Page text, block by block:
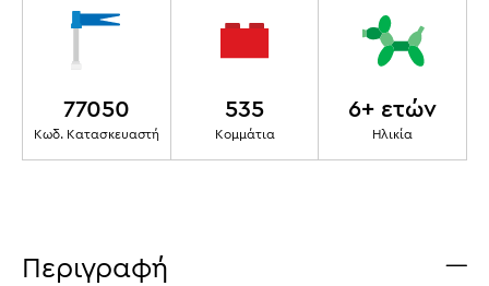
77050
Κωδ. Κατασκευαστή
535
Κομμάτια
6+ ετών
Ηλικία
Περιγραφή